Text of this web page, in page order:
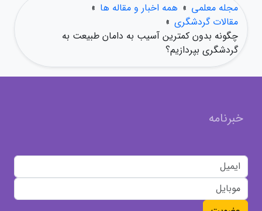
مجله معلمی » همه اخبار و مقاله ها »
مقالات گردشگری »
چگونه بدون کمترین آسیب به دامان طبیعت به
گردشگری بپردازیم؟
خبرنامه